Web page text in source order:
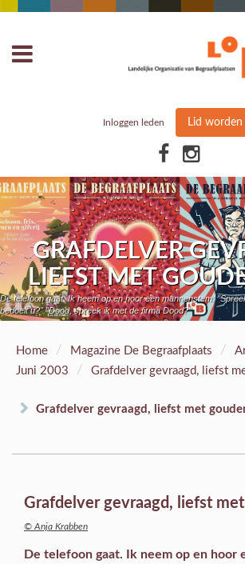
Inloggen leden Lid worden
GRAFDELVER
LIEFST MET
De telefoon gaat. Ik neem op en hoor een mannenstem:
bedoelt u?" "Dood, spreek ik met de firma Dood?"
Home / Magazine De Begraafplaats /
Juni 2003 / Grafdelver gevraagd, liefst
Grafdelver gevraagd, liefst met
Grafdelver gevraagd, liefst
© Anja Krabben
De telefoon gaat. Ik neem op en hoor